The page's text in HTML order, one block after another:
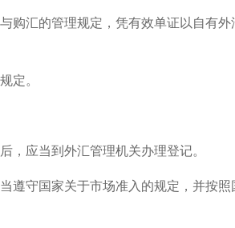
购汇的管理规定，凭有效单证以自有外
定。
应当到外汇管理机关办理登记。
遵守国家关于市场准入的规定，并按照